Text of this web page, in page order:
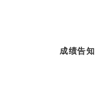
成绩告知